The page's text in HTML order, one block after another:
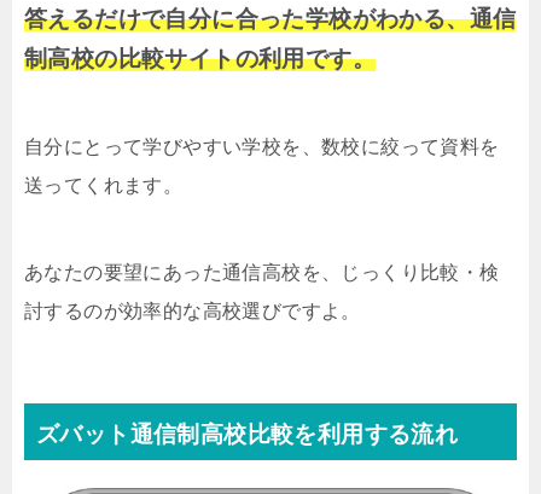
答えるだけで自分に合った学校がわかる、通信
制高校の比較サイトの利用です。
自分にとって学びやすい学校を、数校に絞って資料を
送ってくれます。
あなたの要望にあった通信高校を、じっくり比較・検
討するのが効率的な高校選びですよ。
ズバット通信制高校比較を利用する流れ